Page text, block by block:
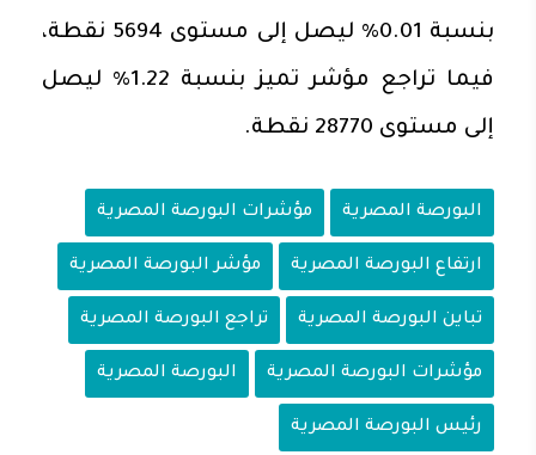
بنسبة 0.01% ليصل إلى مستوى 5694 نقطة،
فيما تراجع مؤشر تميز بنسبة 1.22% ليصل
إلى مستوى 28770 نقطة.
البورصة المصرية مؤشرات البورصة المصرية
ارتفاع البورصة المصرية مؤشر البورصة المصرية
تباين البورصة المصرية تراجع البورصة المصرية
مؤشرات البورصة المصرية البورصة المصرية
رئيس البورصة المصرية